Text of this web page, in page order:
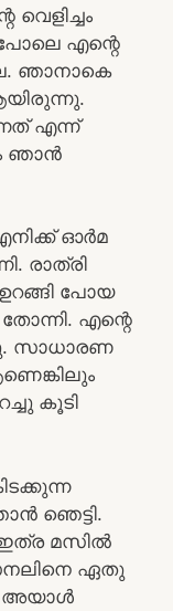
വെളിച്ചം
എന്റെ
ഞാനാകെ
എന്ന്
ഞാന്‍
ഓര്‍മ
രാത്രി
പോയ
എന്റെ
സാധാരണ
കൂടി
ഞെട്ടി.
മസില്‍
ഏതു
അയാള്‍